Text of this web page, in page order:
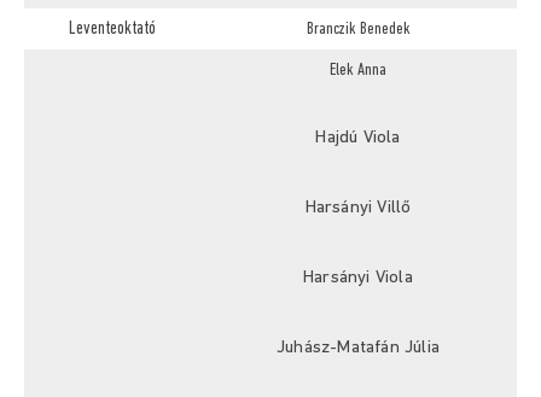
Leventeoktató Branczik Benedek
Elek Anna
Hajdú Viola
Harsányi Villő
Harsányi Viola
Juhász-Matafán Júlia